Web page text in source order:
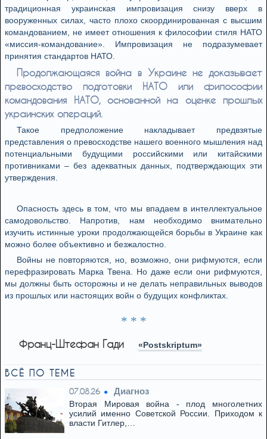
традиционная украинская импровизация снизу вверх в
вооруженных силах, часто плохо скоординированная с высшим
командованием, не имеет отношения к философии стиля НАТО
«миссия-командование». Импровизация не подразумевает
принятия стандартов НАТО.
Продолжающаяся война в Украине не доказывает
превосходство подготовки НАТО или философии
командования НАТО, основанной на оценке прошлых
украинских операций.
Такое предположение накладывает предвзятые
представления о превосходстве нашего военного мышления над
потенциальными будущими российскими или китайскими
противниками – без адекватных данных, подтверждающих эти
утверждения.
Опасность здесь в том, что мы впадаем в интеллектуальное
самодовольство. Напротив, нам необходимо внимательно
изучить истинные уроки продолжающейся борьбы в Украине как
можно более объективно и безжалостно.
Войны не повторяются, но, возможно, они рифмуются, если
перефразировать Марка Твена. Но даже если они рифмуются,
мы должны быть осторожны и не делать неправильных выводов
из прошлых или настоящих войн о будущих конфликтах.
* * *
Франц-Штефан Гади «Postskriptum»
ВСЁ ПО ТЕМЕ
07.08.26 Диагноз
Вторая Мировая война - плод многолетних
усилий именно Советской России. Приходом к
власти Гитлер,…